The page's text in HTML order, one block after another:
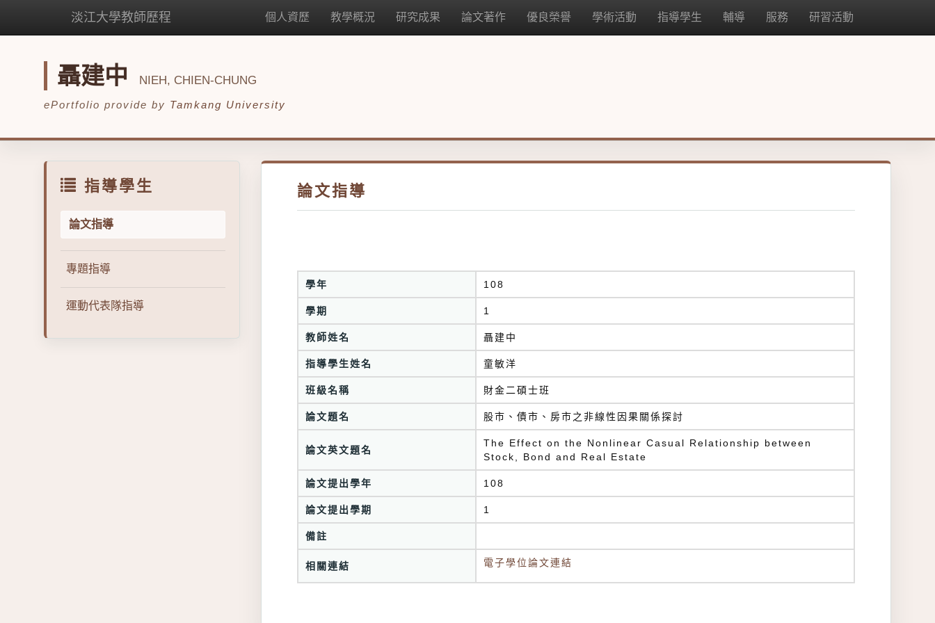
淡江大學教師歷程 個人資歷 教學概況 研究成果 論文著作 優良榮譽 學術活動 指導學生 輔導 服務 研習活動
聶建中 NIEH, CHIEN-CHUNG
ePortfolio provide by Tamkang University
指導學生
論文指導
專題指導
運動代表隊指導
論文指導
學年 108
學期 1
教師姓名 聶建中
指導學生姓名 童敏洋
班級名稱 財金二碩士班
論文題名 股市、債市、房市之非線性因果關係探討
論文英文題名
The Effect on the Nonlinear Casual Relationship between
Stock, Bond and Real Estate
論文提出學年 108
論文提出學期 1
備註
相關連結 電子學位論文連結